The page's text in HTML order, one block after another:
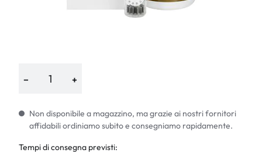
− +
Non disponibile a magazzino, ma grazie ai nostri fornitori
affidabili ordiniamo subito e consegniamo rapidamente.
Tempi di consegna previsti: